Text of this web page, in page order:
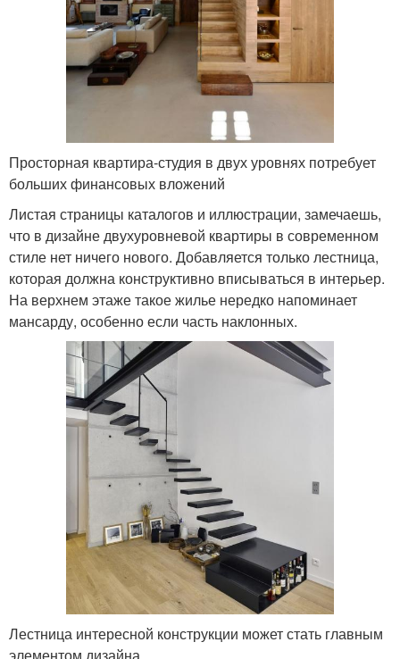
Просторная квартира-студия в двух уровнях потребует
больших финансовых вложений
Листая страницы каталогов и иллюстрации, замечаешь,
что в дизайне двухуровневой квартиры в современном
стиле нет ничего нового. Добавляется только лестница,
которая должна конструктивно вписываться в интерьер.
На верхнем этаже такое жилье нередко напоминает
мансарду, особенно если часть наклонных.
Лестница интересной конструкции может стать главным